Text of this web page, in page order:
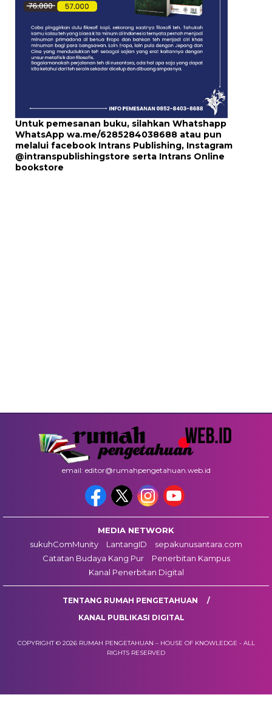
Untuk pemesanan buku, silahkan Whatshapp
WhatsApp wa.me/6285284038688 atau pun
melalui facebook Intrans Publishing, Instagram
@intranspublishingstore serta Intrans Online
bookstore
email: editor@rumahpengetahuan.web.id
MEDIA NETWORK
sukuhComMunity
LantangID
sepakunusantara.com
Catatan Budaya Kang Pur
Penerbitan Kampus
Kanal Penerbitan Digital
TENTANG RUMAH PENGETAHUAN
KANAL PUBLIKASI DIGITAL
COPYRIGHT © 2026 RUMAH PENGETAHUAN – HOUSE OF KNOWLEDGE - ALL
RIGHTS RESERVED